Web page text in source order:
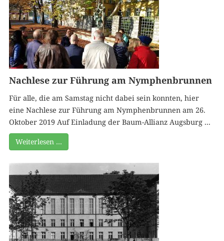
Nachlese zur Führung am Nymphenbrunnen
Für alle, die am Samstag nicht dabei sein konnten, hier
eine Nachlese zur Führung am Nymphenbrunnen am 26.
Oktober 2019 Auf Einladung der Baum-Allianz Augsburg ...
Weiterlesen …